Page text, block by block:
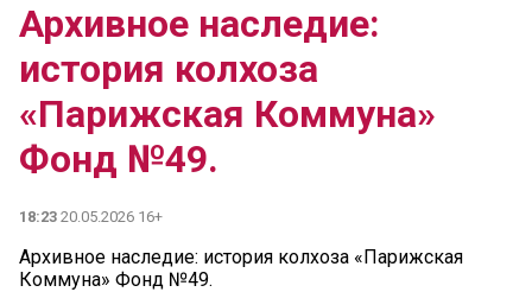
Архивное наследие:
история колхоза
«Парижская Коммуна»
Фонд №49.
18:23 20.05.2026 16+
Архивное наследие: история колхоза «Парижская
Коммуна» Фонд №49.